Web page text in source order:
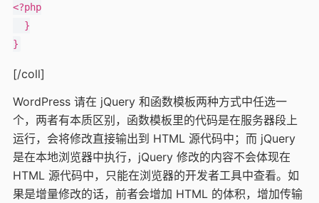
<?php
[/coll]
WordPress 请在 jQuery 和函数模板两种方式中任选一
个，两者有本质区别，函数模板里的代码是在服务器段上
运行，会将修改直接输出到 HTML 源代码中；而 jQuery
是在本地浏览器中执行，jQuery 修改的内容不会体现在
HTML 源代码中，只能在浏览器的开发者工具中查看。如
果是增量修改的话，前者会增加 HTML 的体积，增加传输